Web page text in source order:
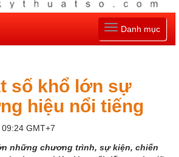
Toggle
navigation
Danh mục
số khổ lớn sự
hiệu nổi tiếng
GMT+7
những chương trình, sự kiện, chiến